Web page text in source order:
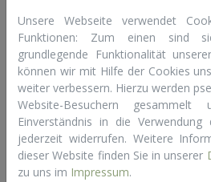
SPiNNWERK
Website E-Mail
Digitalagentur, Social Media,
Performance Marketing, Web-
Development, (Motion)Design
Unsere Webseite verwendet
Funktionen: Zum einen sind
grundlegende Funktionalität
können wir mit Hilfe der Cookies
weiter verbessern. Hierzu werden
Website-Besuchern
Einverständnis in die
jederzeit widerrufen. Weitere
dieser Website finden Sie in unserer
zu uns im Impressum.